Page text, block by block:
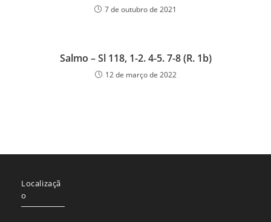
7 de outubro de 2021
Salmo – Sl 118, 1-2. 4-5. 7-8 (R. 1b)
12 de março de 2022
Localizaçã
o